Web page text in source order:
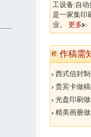
工设备:自
是一家集印
业。 更多
作稿需
西式信封制
贵宾卡做稿
光盘印刷做
精美画册做